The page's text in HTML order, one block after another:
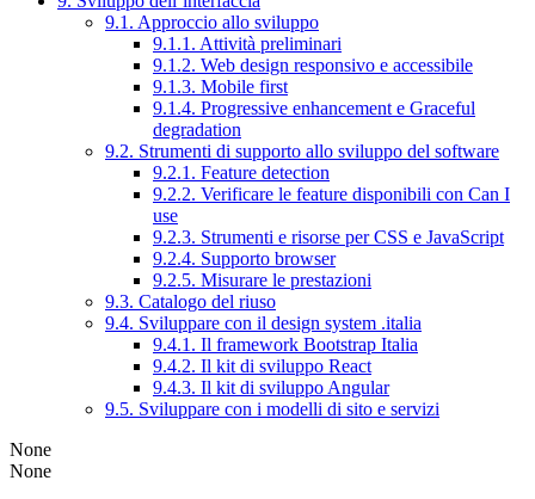
9.1. Approccio allo sviluppo
9.1.1. Attività preliminari
9.1.2. Web design responsivo e accessibile
9.1.3. Mobile first
9.1.4. Progressive enhancement e Graceful
degradation
9.2. Strumenti di supporto allo sviluppo del software
9.2.1. Feature detection
9.2.2. Verificare le feature disponibili con Can I
use
9.2.3. Strumenti e risorse per CSS e JavaScript
9.2.4. Supporto browser
9.2.5. Misurare le prestazioni
9.3. Catalogo del riuso
9.4. Sviluppare con il design system .italia
9.4.1. Il framework Bootstrap Italia
9.4.2. Il kit di sviluppo React
9.4.3. Il kit di sviluppo Angular
9.5. Sviluppare con i modelli di sito e servizi
None
None